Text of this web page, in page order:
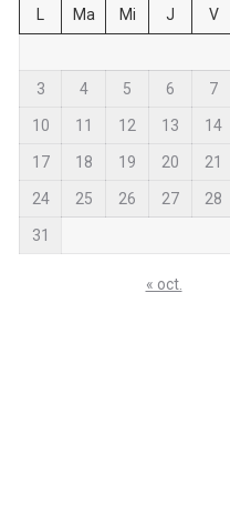
Ma Mi J V
3 4 5 6 7
10 11 12 13 14
17 18 19 20 21
24 25 26 27 28
31
« oct.